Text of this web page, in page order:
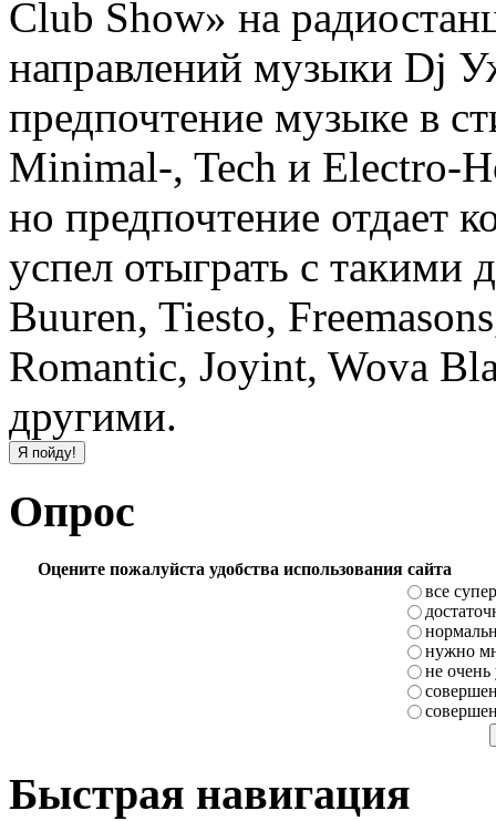
Club Show» на
направлений музыки Dj
предпочтение музыке в
Minimal-, Tech и Electro-
но предпочтение отдает
успел отыграть с
Buuren, Tiesto,
Romantic, Joyint, Wova
другими.
Опрос
Оцените пожалуйста удобства использования сайта
все супер
нужно
не очень
Быстрая навигация